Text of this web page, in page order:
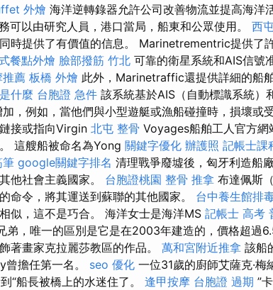
外燴 海洋逆轉錄器允許公司改善物流並提高海洋
可以由研究人員，港口當局，船東和公眾使用。 西
時提供了有價值的信息。 Marinetrementric提供了
餐點外燴 臉部撥筋 竹北 可靠的衛星系統和AIS信號
推薦 板橋 外燴 此外，Marinetraffic還提供詳細的船
什麼 台胞證 急件 該系統基於AIS（自動標識系統）
，例如，當他們與小型遊艇或漁船碰撞時，損壞或
接或指向Virgin 北屯 整骨 Voyages船舶工人官方網
這艘船被命名為Yong 關鍵字優化 辦護照 記帳士課
筆 google關鍵字排名 清理戰爭廢墟後，匈牙利造船
他社會主義國家。 台胞證桃園 整骨 推拿 布達佩斯
命令，將其運送到蘇聯的其他國家。 台中養生館排
似，這不是巧合。 海洋女士是海洋MS 記帳士 高考
，唯一的區別是它是在2003年建造的，價格超過
著畫家克拉麗莎教區的作品。 萬和宮附近推拿 該船
擔任第一名。 seo 優化 一位31歲的廚師艾薩克·梅
“船長被橋上的水迷住了。 逢甲按摩 台胞證 過期 ”